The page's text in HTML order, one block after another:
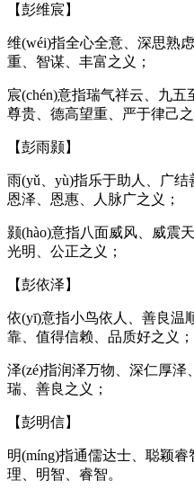
【彭维宸】
维(wéi)指全心全意、深思熟
重、智谋、丰富之义；
宸(chén)意指瑞气祥云、九
尊贵、德高望重、严于律己之
【彭雨颢】
雨(yǔ、yù)指乐于助人、广
恩泽、恩惠、人脉广之义；
颢(hào)意指八面威风、威震
光明、公正之义；
【彭依泽】
依(yī)意指小鸟依人、善良温
靠、值得信赖、品质好之义；
泽(zé)指润泽万物、深仁厚
瑞、善良之义；
【彭明信】
明(míng)指通儒达士、聪颖
理、明智、睿智。